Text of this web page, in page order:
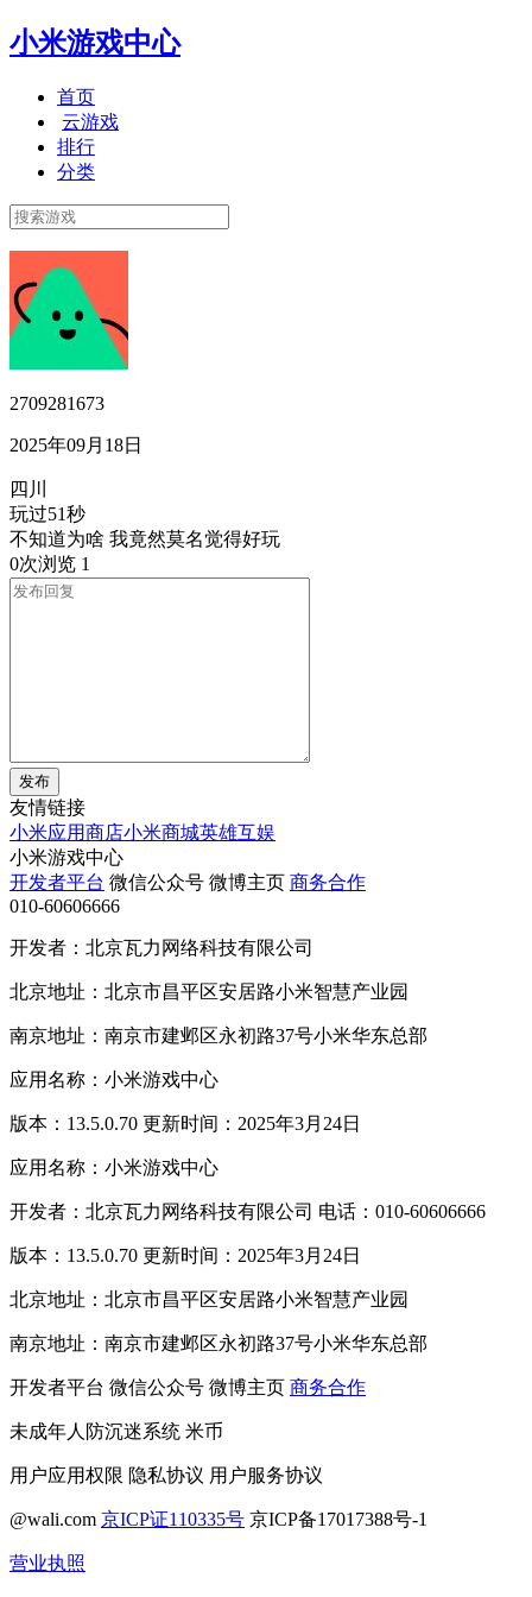
小米游戏中心
首页
云游戏
排行
分类
2709281673
2025年09月18日
四川
玩过51秒
不知道为啥 我竟然莫名觉得好玩
0次浏览 1
发布
友情链接
小米应用商店小米商城英雄互娱
小米游戏中心
开发者平台 微信公众号 微博主页 商务合作
010-60606666
开发者：北京瓦力网络科技有限公司
北京地址：北京市昌平区安居路小米智慧产业园
南京地址：南京市建邺区永初路37号小米华东总部
应用名称：小米游戏中心
版本：13.5.0.70 更新时间：2025年3月24日
应用名称：小米游戏中心
开发者：北京瓦力网络科技有限公司 电话：010-60606666
版本：13.5.0.70 更新时间：2025年3月24日
北京地址：北京市昌平区安居路小米智慧产业园
南京地址：南京市建邺区永初路37号小米华东总部
开发者平台 微信公众号 微博主页 商务合作
未成年人防沉迷系统 米币
用户应用权限 隐私协议 用户服务协议
@wali.com 京ICP证110335号 京ICP备17017388号-1
营业执照